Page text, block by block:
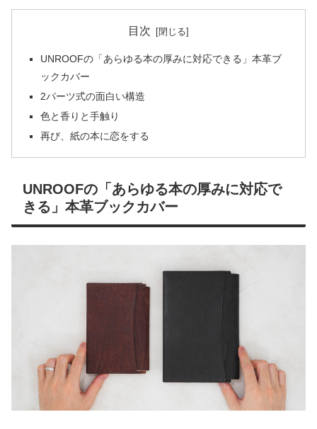
目次
UNROOFの「あらゆる本の厚みに対応できる」本革ブ
ックカバー
2パーツ式の面白い構造
色と香りと手触り
再び、紙の本に恋をする
UNROOFの「あらゆる本の厚みに対応で
きる」本革ブックカバー